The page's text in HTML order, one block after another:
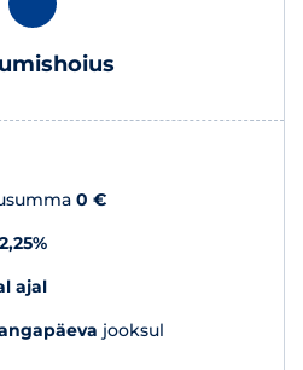
0 €
2,25%
ajal
jooksul